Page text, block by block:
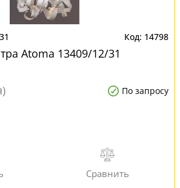
14798
Atoma 13409/12/31
По запросу